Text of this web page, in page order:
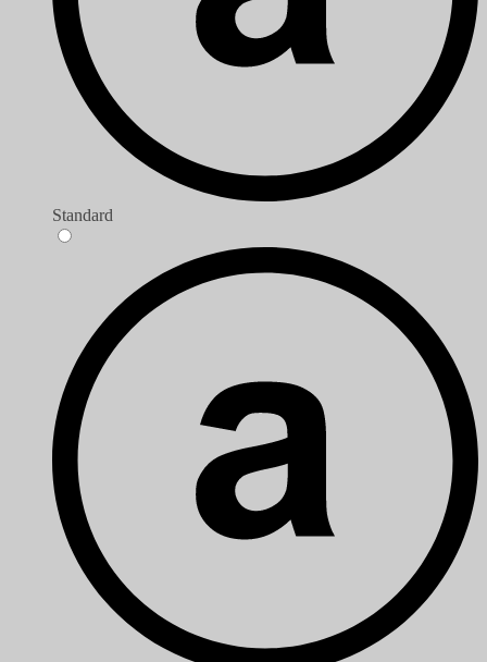
Standard